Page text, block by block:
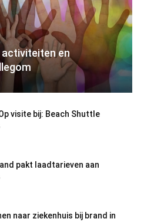
en
visite bij: Beach Shuttle
pakt laadtarieven aan
naar ziekenhuis bij brand in